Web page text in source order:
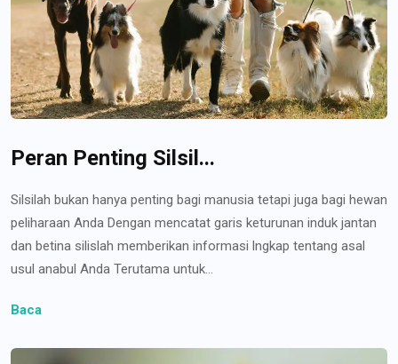
Peran Penting Silsil...
Silsilah bukan hanya penting bagi manusia tetapi juga bagi hewan
peliharaan Anda Dengan mencatat garis keturunan induk jantan
dan betina silislah memberikan informasi lngkap tentang asal
usul anabul Anda Terutama untuk...
Baca